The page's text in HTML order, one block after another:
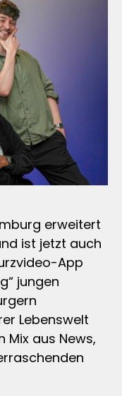
erweitert
ist jetzt auch
App
jungen
Lebenswelt
Mix aus News,